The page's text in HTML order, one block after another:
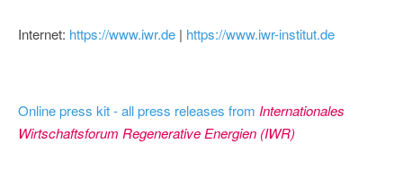
Internet: https://www.iwr.de | https://www.iwr-institut.de
Online press kit - all press releases from Internationales
Wirtschaftsforum Regenerative Energien (IWR)